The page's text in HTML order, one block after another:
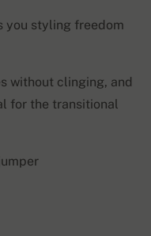
you styling freedom
without clinging, and
for the transitional